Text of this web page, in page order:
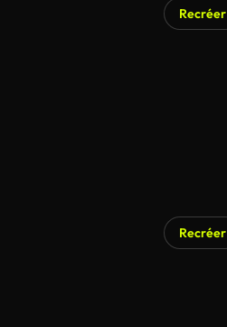
Recréer
Recréer